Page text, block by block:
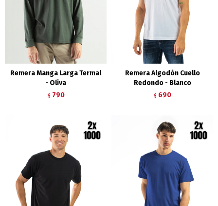
Remera Manga Larga Termal
- Oliva
$ 790
Remera Algodón Cuello
Redondo - Blanco
$ 690